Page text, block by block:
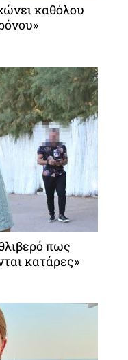
καθόλου
πως
κατάρες»